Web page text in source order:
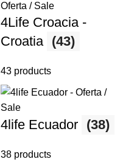
4Life Croacia -
Croatia (43)
43 products
4life Ecuador (38)
38 products